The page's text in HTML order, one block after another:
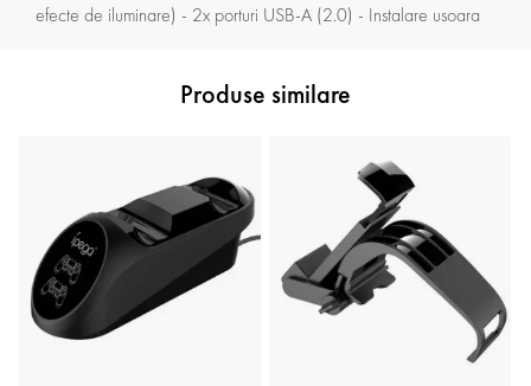
efecte de iluminare) - 2x porturi USB-A (2.0) - Instalare usoara
Produse similare